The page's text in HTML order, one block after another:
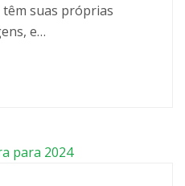
têm suas próprias
e…